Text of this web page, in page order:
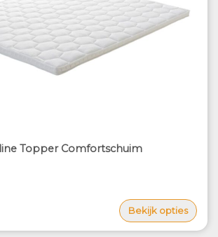
Topper Comfortschuim
Bekijk opties